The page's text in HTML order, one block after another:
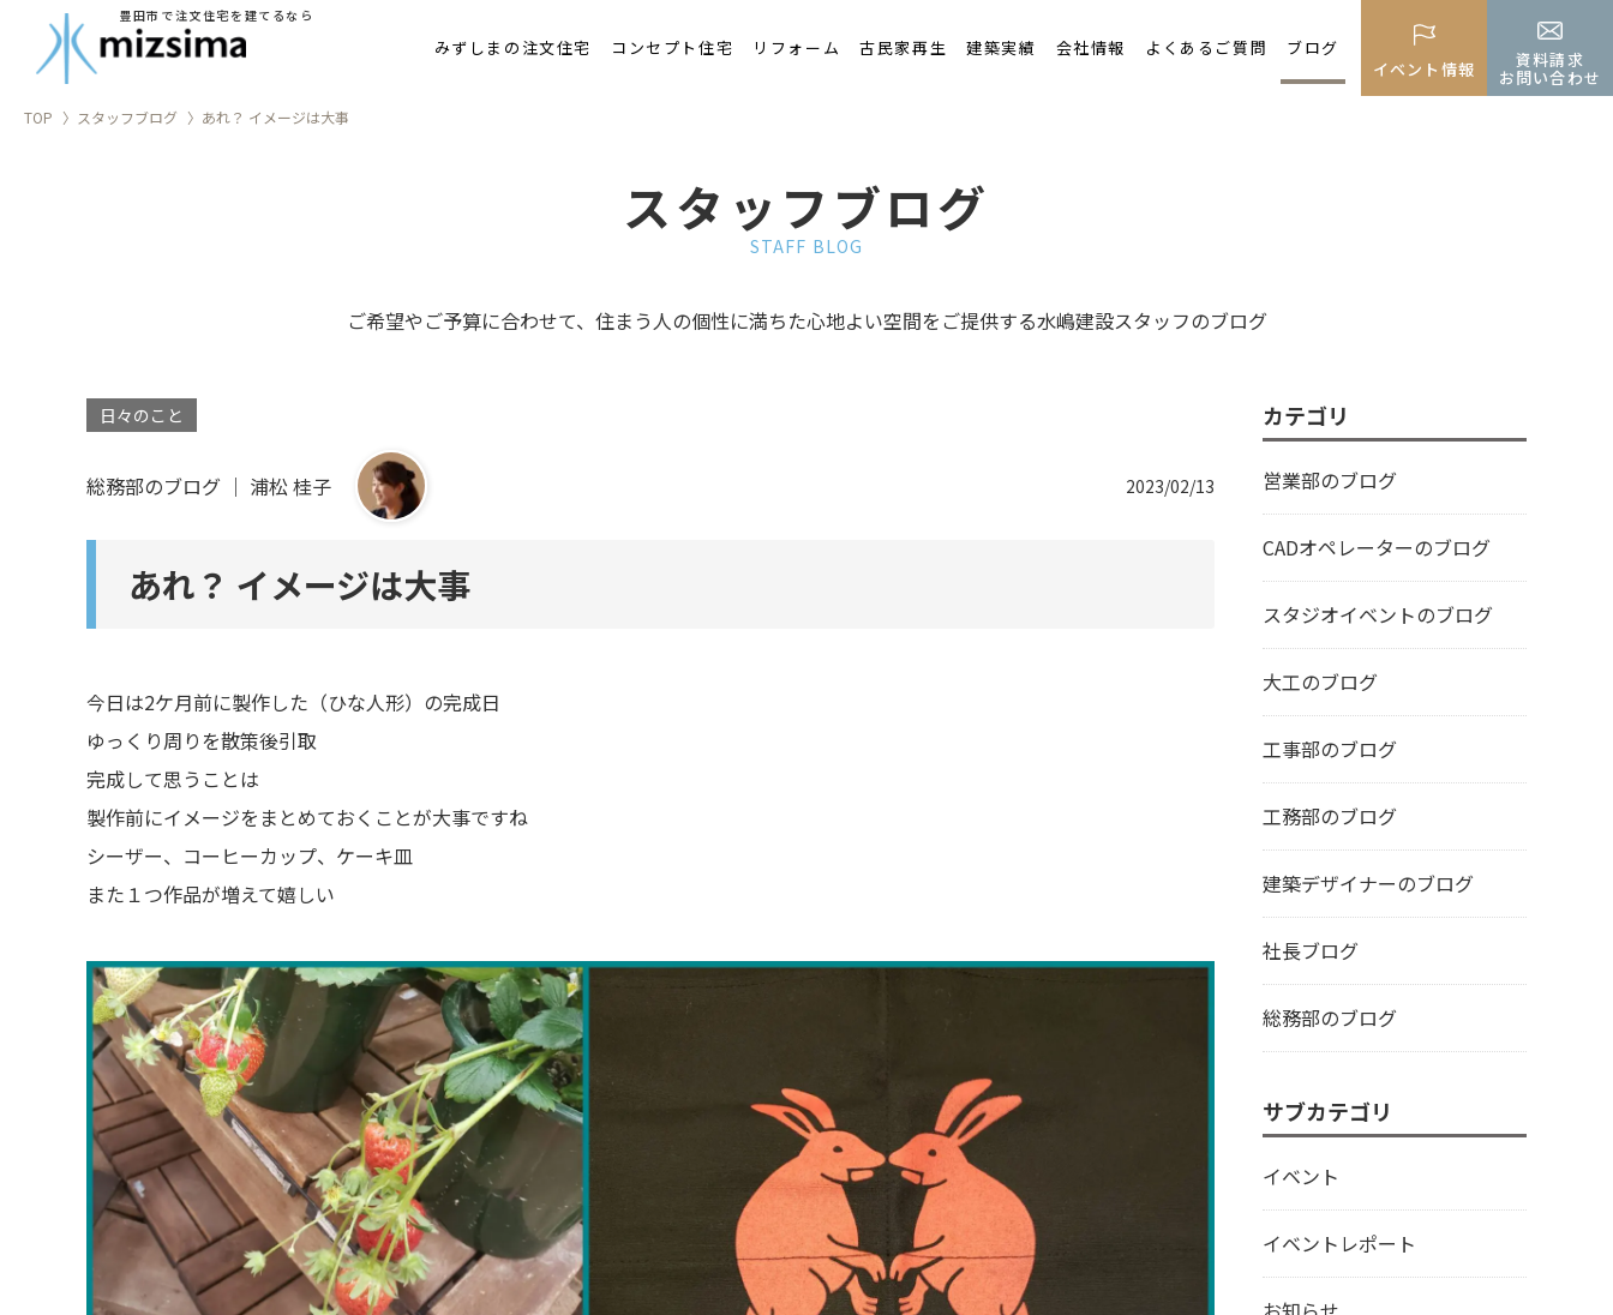
豊田市で注文住宅を建てるなら
みずしまの注文住宅
家づくりの流れコンセプト住宅 リフォーム 古民家再生 建築実績 会社情報 よくあるご質問
ブログ
イベント情報
資料請求
お問い合わせ
TOP スタッフブログ あれ？ イメージは大事
スタッフブログ
STAFF BLOG
ご希望やご予算に合わせて、住まう人の個性に満ちた心地よい空間をご提供する水嶋建設スタッフのブログ
日々のこと
総務部のブログ ｜ 浦松 桂子 2023/02/13
あれ？ イメージは大事
今日は2ケ月前に製作した（ひな人形）の完成日
ゆっくり周りを散策後引取
完成して思うことは
製作前にイメージをまとめておくことが大事ですね
シーザー、コーヒーカップ、ケーキ皿
また１つ作品が増えて嬉しい
カテゴリ
営業部のブログ
CADオペレーターのブログ
スタジオイベントのブログ
大工のブログ
工事部のブログ
工務部のブログ
建築デザイナーのブログ
社長ブログ
総務部のブログ
サブカテゴリ
イベント
イベントレポート